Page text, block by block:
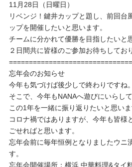
11月28日（日曜日）
リベンジ！鍵井カップと題し、前回台
ップを開催したいと思います。
チームに分かれて優勝を目指したいと
２日間共に皆様のご参加お待ちしてお
忘年会のお知らせ
今年も気づけば後少しで終わりですね。
そこで、今年もNANAへ遊びにいらし
この1年を一緒に振り返りたいと思いま
コロナ禍ではありますが、今年も皆様
ごせればと思います。
忘年会前に毎年恒例となりましたウニ
す。
忘年会開催場所：横浜 中華料理&タイ